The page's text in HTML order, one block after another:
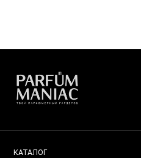
КАТАЛОГ